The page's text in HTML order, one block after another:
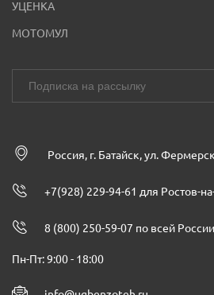
УЦЕНКА
МОТОМУЛ
Россия, г. Батайск, ул.
+7(928) 229-94-61 для Ростов-
8 (800) 250-59-07 по всей
Пн-Пт: 9:00 - 18:00